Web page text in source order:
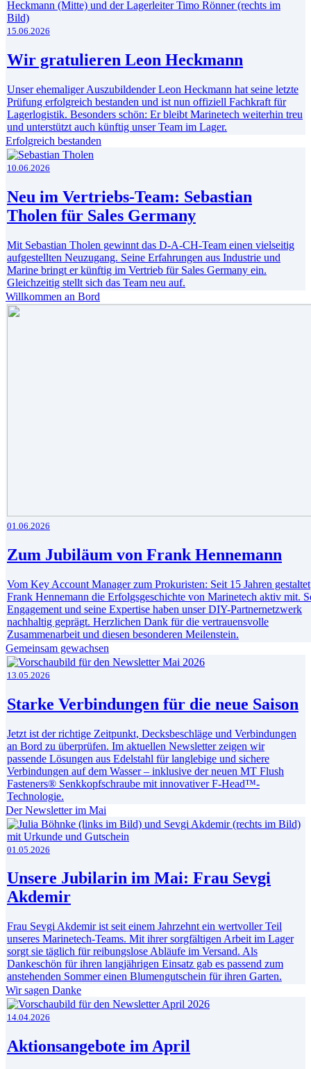
15.06.2026
Wir gratulieren Leon Heckmann
Unser ehemaliger Auszubildender Leon Heckmann hat seine letzte
Prüfung erfolgreich bestanden und ist nun offiziell Fachkraft für
Lagerlogistik. Besonders schön: Er bleibt Marinetech weiterhin treu
und unterstützt auch künftig unser Team im Lager.
Erfolgreich bestanden
10.06.2026
Neu im Vertriebs-Team: Sebastian
Tholen für Sales Germany
Mit Sebastian Tholen gewinnt das D-A-CH-Team einen vielseitig
aufgestellten Neuzugang. Seine Erfahrungen aus Industrie und
Marine bringt er künftig im Vertrieb für Sales Germany ein.
Gleichzeitig stellt sich das Team neu auf.
Willkommen an Bord
01.06.2026
Zum Jubiläum von Frank Hennemann
Vom Key Account Manager zum Prokuristen: Seit 15 Jahren gestaltet
Frank Hennemann die Erfolgsgeschichte von Marinetech aktiv mit.
Engagement und seine Expertise haben unser DIY-Partnernetzwerk
nachhaltig geprägt. Herzlichen Dank für die vertrauensvolle
Zusammenarbeit und diesen besonderen Meilenstein.
Gemeinsam gewachsen
13.05.2026
Starke Verbindungen für die neue Saison
Jetzt ist der richtige Zeitpunkt, Decksbeschläge und Verbindungen
an Bord zu überprüfen. Im aktuellen Newsletter zeigen wir
passende Lösungen aus Edelstahl für langlebige und sichere
Verbindungen auf dem Wasser – inklusive der neuen MT Flush
Fasteners® Senkkopfschraube mit innovativer F-Head™-
Technologie.
Der Newsletter im Mai
01.05.2026
Unsere Jubilarin im Mai: Frau Sevgi
Akdemir
Frau Sevgi Akdemir ist seit einem Jahrzehnt ein wertvoller Teil
unseres Marinetech-Teams. Mit ihrer sorgfältigen Arbeit im Lager
sorgt sie täglich für reibungslose Abläufe im Versand. Als
Dankeschön für ihren langjährigen Einsatz gab es passend zum
anstehenden Sommer einen Blumengutschein für ihren Garten.
Wir sagen Danke
14.04.2026
Aktionsangebote im April